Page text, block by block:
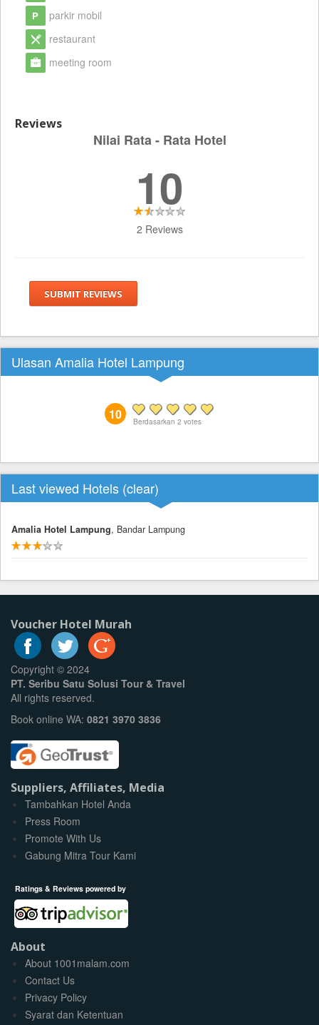
parkir mobil
restaurant
meeting room
Reviews
Nilai Rata - Rata Hotel
10
2 Reviews
SUBMIT REVIEWS
Ulasan Amalia Hotel Lampung
10 Berdasarkan 2 votes
Last viewed Hotels (clear)
Amalia Hotel Lampung, Bandar Lampung
Voucher Hotel Murah
Copyright © 2024
PT. Seribu Satu Solusi Tour & Travel
All rights reserved.
Book online WA: 0821 3970 3836
Suppliers, Affiliates, Media
Tambahkan Hotel Anda
Press Room
Promote With Us
Gabung Mitra Tour Kami
Ratings & Reviews powered by
About
About 1001malam.com
Contact Us
Privacy Policy
Syarat dan Ketentuan